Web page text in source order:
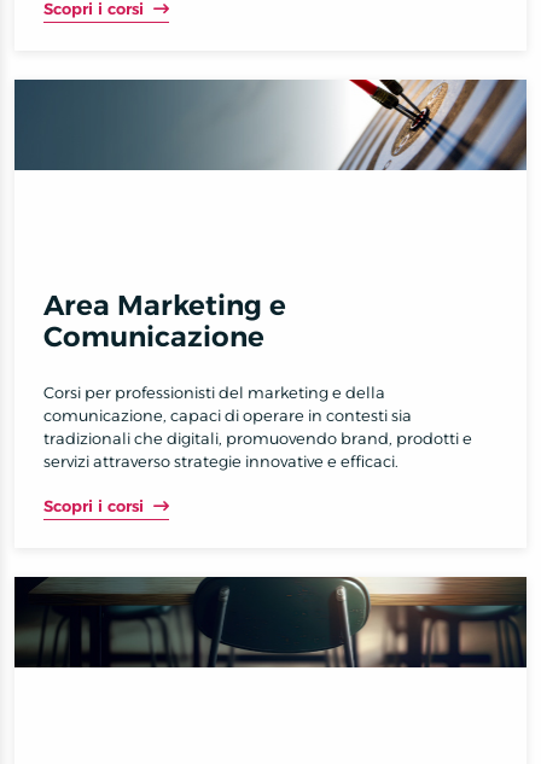
Scopri i corsi
Area Marketing e
Comunicazione
Corsi per professionisti del marketing e della
comunicazione, capaci di operare in contesti sia
tradizionali che digitali, promuovendo brand, prodotti e
servizi attraverso strategie innovative e efficaci.
Scopri i corsi